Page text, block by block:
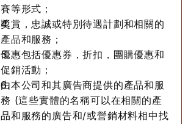
賽等形式；
獎賞，忠誠或特別待遇計劃和相關的
產品和服務；
優惠包括優惠券，折扣，團購優惠和
促銷活動；
由本公司和其廣告商提供的產品和服
務 (這些實體的名稱可以在相關的產
品和服務的廣告和/或營銷材料相中找